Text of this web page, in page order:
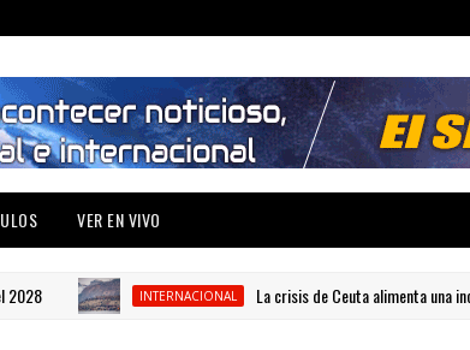
VER EN VIVO
INTERNACIONAL La crisis de Ceuta alimenta una